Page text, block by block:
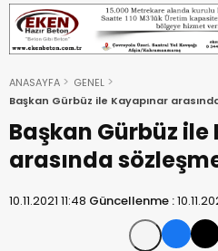
ANASAYFA
GENEL
Başkan Gürbüz ile Kayapınar
Başkan Gürbüz ile
arasında
10.11.2021 11:48 Güncellenme :